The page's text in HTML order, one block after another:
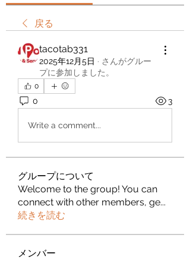
戻る
tacotab331
2025年12月5日 · さんがグルー
プに参加しました。
0
0 3
Write a comment...
グループについて
Welcome to the group! You can
connect with other members, ge...
続きを読む
メンバー